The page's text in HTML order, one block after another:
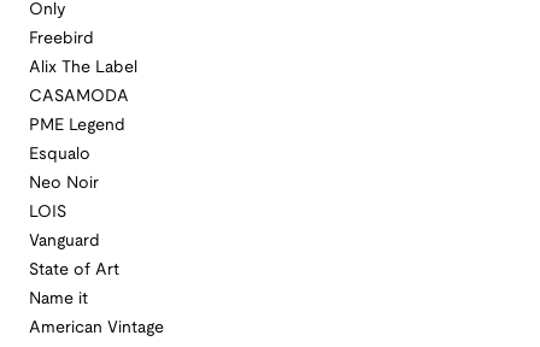
Only
Freebird
Alix The Label
CASAMODA
PME Legend
Esqualo
Neo Noir
LOIS
Vanguard
State of Art
Name it
American Vintage